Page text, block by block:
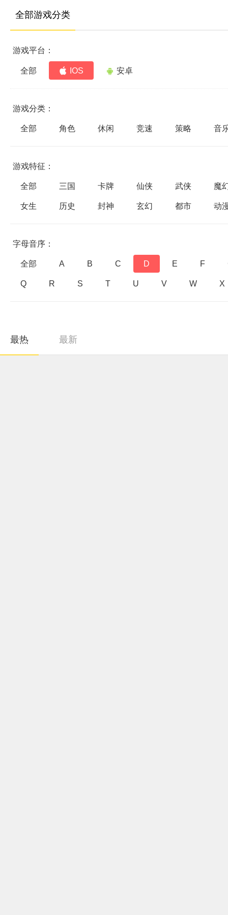
全部游戏分类
游戏平台：
全部 IOS 安卓
游戏分类：
全部 角色 休闲 竞速 策略 音
游戏特征：
全部 三国 卡牌 仙侠 武侠 魔
女生 历史 封神 玄幻 都市 动
字母音序：
全部 A B C D E F
Q R S T U V W X
最热 最新